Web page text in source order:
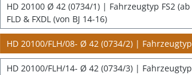
HD 20100 Ø 42 (0734/1) | Fahrzeugtyp FS2 (ab
FLD & FXDL (von BJ 14-16)
HD 20100/FLH/08- Ø 42 (0734/2) |
HD 20100/FLH/14- Ø 42 (0734/3) |